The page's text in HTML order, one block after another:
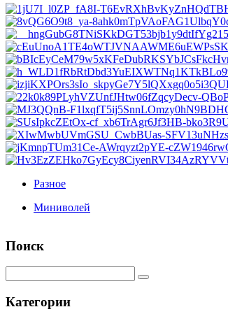
Разное
Миниволей
Поиск
Категории